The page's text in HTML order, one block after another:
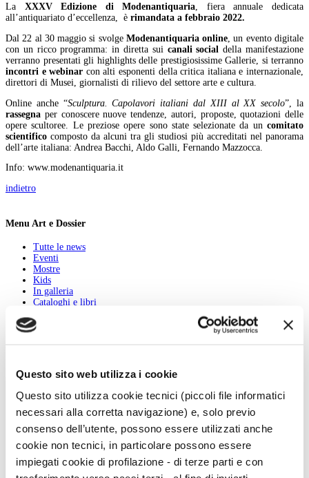
Questo sito web utilizza i cookie
Questo sito utilizza cookie tecnici (piccoli file informatici
necessari alla corretta navigazione) e, solo previo
consenso dell’utente, possono essere utilizzati anche
cookie non tecnici, in particolare possono essere
impiegati cookie di profilazione - di terze parti e con
La XXXV Edizione di Modenantiquaria, fiera annualededicata
all’antiquariato d’eccellenza, è rimandata a febbraio 2022.
Dal 22 al 30 maggio si svolge Modenantiquaria online , un evento digitale
con un ricco programma: in diretta sui canali social della manifestazione
verranno presentati gli highlights delle prestigiosissime Gallerie, si terranno
incontri e webinar con alti esponenti della critica italiana e internazionale,
direttori di Musei, giornalisti di rilievo del settore arte e cultura.
Online anche “Sculptura. Capolavori italiani dal XIII al XX secolo”, la
rassegna per conoscere nuove tendenze, autori, proposte, quotazioni delle
opere scultoree. Le preziose opere sono state selezionate da un comitato
scientifico composto da alcuni tra gli studiosi più accreditati nel panorama
dell’arte italiana: Andrea Bacchi, Aldo Galli, Fernando Mazzocca.
Info: www.modenantiquaria.it
indietro
Menu Art e Dossier
Tutte le news
Eventi
Mostre
Kids
In galleria
Cataloghi e libri
Concorsi e Lavoro
Scegli la data e imposta i filtri per ottimizzare la tua ricerca